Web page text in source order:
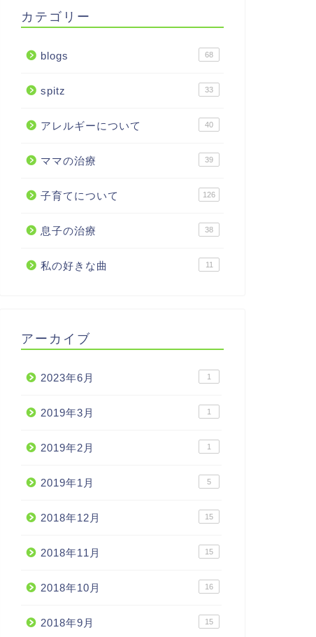
カテゴリー
blogs 68
spitz 33
アレルギーについて 40
ママの治療 39
子育てについて 126
息子の治療 38
私の好きな曲 11
アーカイブ
2023年6月 1
2019年3月 1
2019年2月 1
2019年1月 5
2018年12月 15
2018年11月 15
2018年10月 16
2018年9月 15